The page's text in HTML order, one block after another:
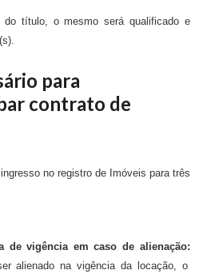
do título, o mesmo será qualificado e
para
contrato de
no registro de Imóveis para três
de vigência em caso de alienação:
alienado na vigência da locação, o